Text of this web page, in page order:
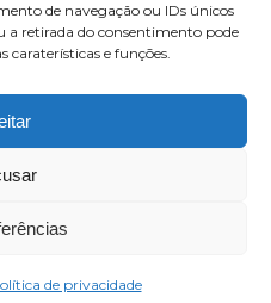
de navegação ou IDs únicos
a retirada do consentimento pode
e funções.
de privacidade
All Rights Reserved
Termos e condições
acessibilidade